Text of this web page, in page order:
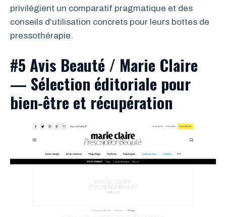
privilégient un comparatif pragmatique et des
conseils d’utilisation concrets pour leurs bottes de
pressothérapie.
#5 Avis Beauté / Marie Claire
— Sélection éditoriale pour
bien-être et récupération